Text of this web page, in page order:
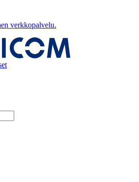
verkkopalvelu.